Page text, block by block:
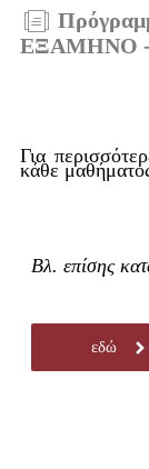
ΕΞΑΜΗΝΟ
Για
κάθε
Βλ. επίσης
εδώ